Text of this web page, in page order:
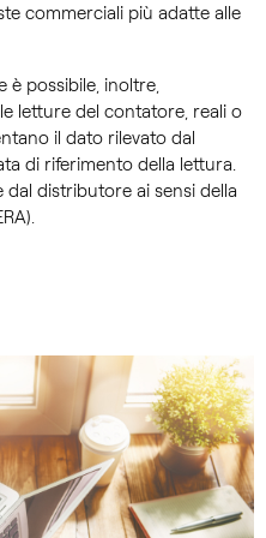
commerciali più adatte alle
è possibile, inoltre,
letture del contatore, reali o
il dato rilevato dal
di riferimento della lettura.
distributore ai sensi della